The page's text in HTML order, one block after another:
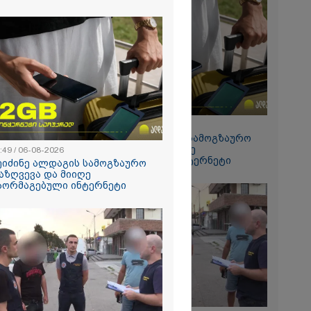
- კურიერის
და ჩაშლილი
შედეგად
და
25%-ით
- რას
15:49 / 06-08-2026
შეიძინე ალდაგის სამოგზაურო
დაზღვევა და მიიღე
გაორმაგებული ინტერნეტი
/ 06-08-2026
ალდაგის სამოგზაურო
და მიიღე
ინტერნეტი